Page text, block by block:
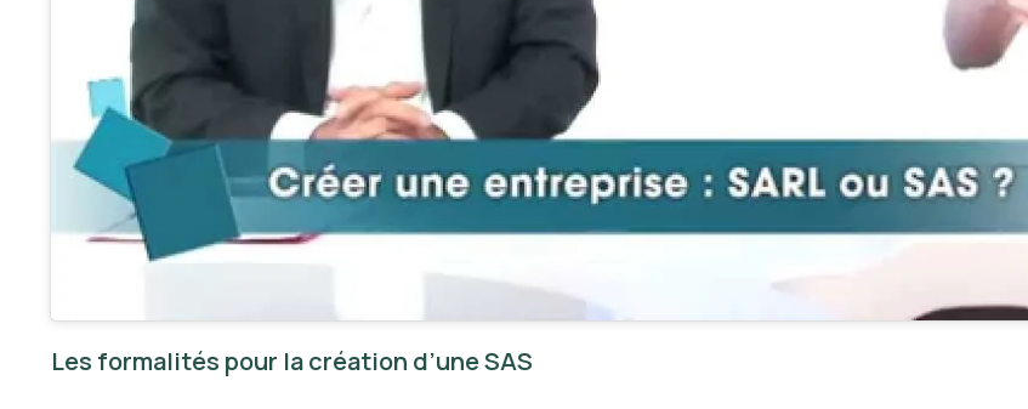
Les formalités pour la création d’une SAS